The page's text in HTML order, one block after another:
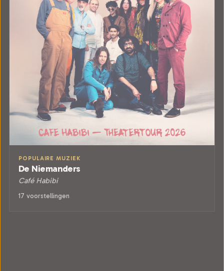
POPULAIRE MUZIEK
De Niemanders
Café Habibi
17 voorstellingen